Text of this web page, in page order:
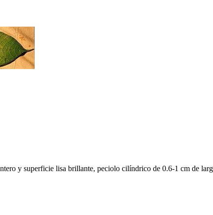
y superficie lisa brillante, peciolo cilíndrico de 0.6-1 cm de